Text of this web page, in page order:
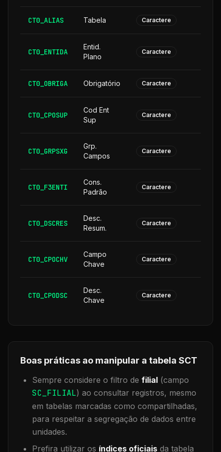
CT0_ALIAS Tabela Caractere
CT0_ENTIDA
Entid.
Plano
Caractere
CT0_OBRIGA Obrigatório Caractere
CT0_CPOSUP
Cod Ent
Sup
Caractere
CT0_GRPSXG
Grp.
Campos
Caractere
CT0_F3ENTI
Cons.
Padrão
Caractere
CT0_DSCRES
Desc.
Resum.
Caractere
CT0_CPOCHV
Campo
Chave
Caractere
CT0_CPODSC
Desc.
Chave
Caractere
Boas práticas ao manipular a tabela SCT
Sempre considere o filtro de filial (campo
SC_FILIAL) ao consultar registros, mesmo
em tabelas marcadas como compartilhadas,
para respeitar a segregação de dados entre
unidades.
Prefira utilizar os índices oficiais da tabela